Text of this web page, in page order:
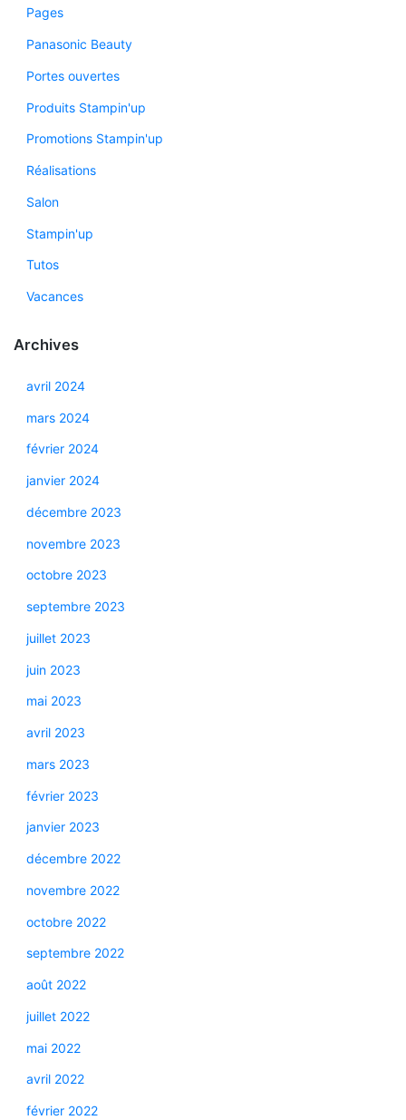
Pages
Panasonic Beauty
Portes ouvertes
Produits Stampin'up
Promotions Stampin'up
Réalisations
Salon
Stampin'up
Tutos
Vacances
Archives
avril 2024
mars 2024
février 2024
janvier 2024
décembre 2023
novembre 2023
octobre 2023
septembre 2023
juillet 2023
juin 2023
mai 2023
avril 2023
mars 2023
février 2023
janvier 2023
décembre 2022
novembre 2022
octobre 2022
septembre 2022
août 2022
juillet 2022
mai 2022
avril 2022
février 2022